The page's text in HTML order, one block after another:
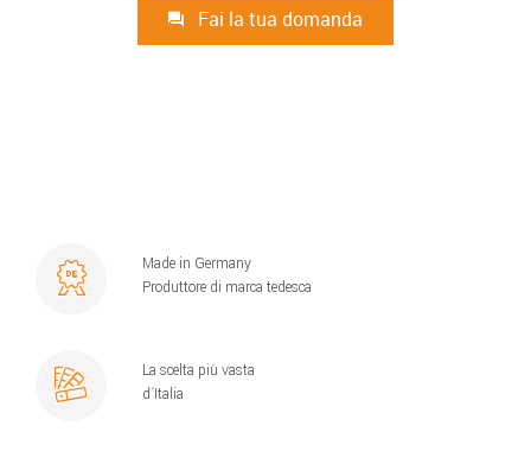
Fai la tua domanda
Made in Germany
Produttore di marca tedesca
La scelta più vasta
d´Italia